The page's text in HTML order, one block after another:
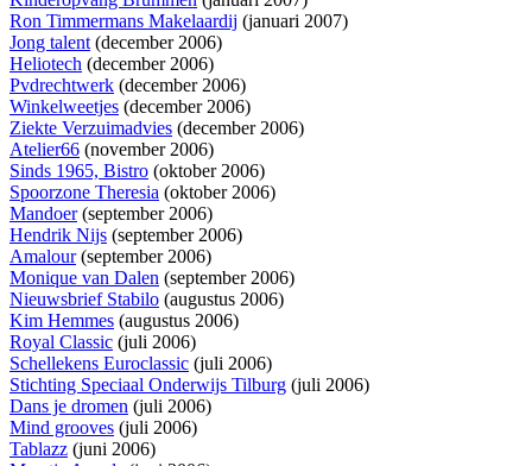
Ron Timmermans Makelaardij (januari 2007)
Jong talent(december 2006)
Heliotech (december 2006)
Pvdrechtwerk (december 2006)
Winkelweetjes (december 2006)
Ziekte Verzuimadvies (december 2006)
Atelier66 (november 2006)
Sinds 1965, Bistro (oktober 2006)
Spoorzone Theresia (oktober 2006)
Mandoer(september 2006)
Hendrik Nijs (september 2006)
Amalour(september 2006)
Monique van Dalen (september 2006)
Nieuwsbrief Stabilo (augustus 2006)
Kim Hemmes (augustus 2006)
Royal Classic (juli 2006)
Schellekens Euroclassic (juli 2006)
Stichting Speciaal Onderwijs Tilburg (juli 2006)
Dans je dromen (juli 2006)
Mind grooves (juli 2006)
Tablazz (juni 2006)